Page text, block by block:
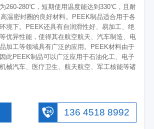
260-280℃，短期使用温度能达到330℃，且耐
温密封圈的良好材料。PEEK制品适合用于各
境下。PEEK还具有自润滑性好、易加工、绝
优异性能，使得其在航空航天、汽车制造、电
加工等领域具有广泛的应用。PEEK材料由于
此PEEK制品可以广泛应用于石油化工、电子
械汽车、医疗卫生、航天航空、军工核能等诸
136 4518 8992